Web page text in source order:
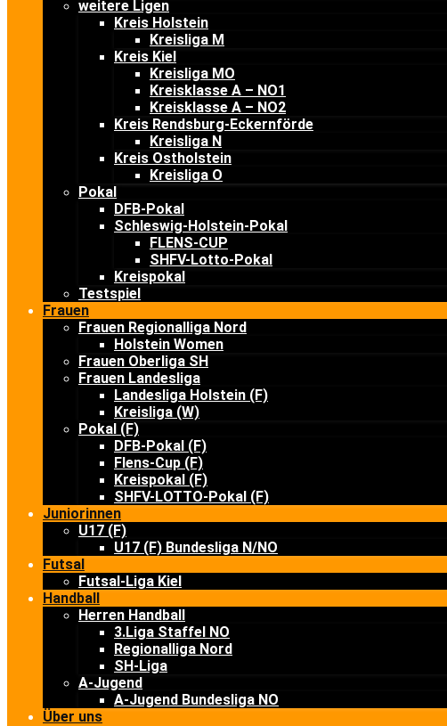
weitere Ligen
Kreis Holstein
Kreisliga M
Kreis Kiel
Kreisliga MO
Kreisklasse A – NO1
Kreisklasse A – NO2
Kreis Rendsburg-Eckernförde
Kreisliga N
Kreis Ostholstein
Kreisliga O
Pokal
DFB-Pokal
Schleswig-Holstein-Pokal
FLENS-CUP
SHFV-Lotto-Pokal
Kreispokal
Testspiel
Frauen
Frauen Regionalliga Nord
Holstein Women
Frauen Oberliga SH
Frauen Landesliga
Landesliga Holstein (F)
Kreisliga (W)
Pokal (F)
DFB-Pokal (F)
Flens-Cup (F)
Kreispokal (F)
SHFV-LOTTO-Pokal (F)
Juniorinnen
U17 (F)
U17 (F) Bundesliga N/NO
Futsal
Futsal-Liga Kiel
Handball
Herren Handball
3.Liga Staffel NO
Regionalliga Nord
SH-Liga
A-Jugend
A-Jugend Bundesliga NO
Über uns